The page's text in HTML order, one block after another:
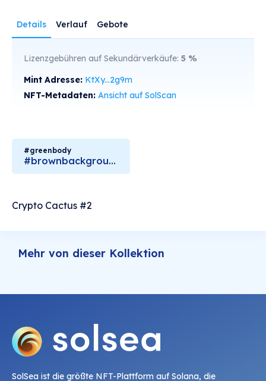
Details Verlauf Gebote
Lizenzgebühren auf Sekundärverkäufe: 5 %
Mint Adresse: KtXy...2g9m
NFT-Metadaten: Ansicht auf SolScan
#greenbody
#brownbackground
Crypto Cactus #2
Mehr von dieser Kollektion
SolSea ist die größte NFT-Plattform auf Solana, die